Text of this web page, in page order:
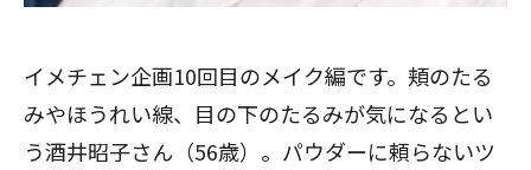
イメチェン企画10回目のメイク編です。頬のたる
みやほうれい線、目の下のたるみが気になるとい
う酒井昭子さん（56歳）。パウダーに頼らないツ